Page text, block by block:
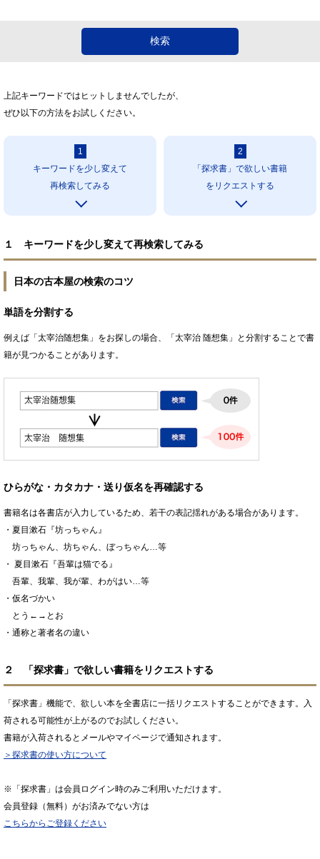
上記キーワードではヒットしませんでしたが、
ぜひ以下の方法をお試しください。
1
キーワードを少し変えて
再検索してみる
2
「探求書」で欲しい書籍
をリクエストする
１ キーワードを少し変えて再検索してみる
日本の古本屋の検索のコツ
単語を分割する
例えば「太宰治随想集」をお探しの場合、「太宰治 随想集」と分割することで書
籍が見つかることがあります。
ひらがな・カタカナ・送り仮名を再確認する
書籍名は各書店が入力しているため、若干の表記揺れがある場合があります。
・夏目漱石『坊っちゃん』
坊っちゃん、坊ちゃん、ぼっちゃん…等
・ 夏目漱石『吾輩は猫でる』
吾輩、我輩、我が輩、わがはい…等
・仮名づかい
とう←→とお
・通称と著者名の違い
２ 「探求書」で欲しい書籍をリクエストする
「探求書」機能で、欲しい本を全書店に一括リクエストすることができます。入
荷される可能性が上がるのでお試しください。
書籍が入荷されるとメールやマイページで通知されます。
＞探求書の使い方について
※「探求書」は会員ログイン時のみご利用いただけます。
会員登録（無料）がお済みでない方は
こちらからご登録ください